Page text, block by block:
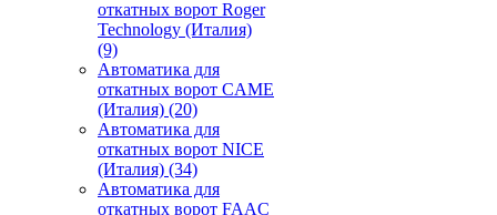
откатных ворот Roger
Technology (Италия)
(9)
Автоматика для
откатных ворот CAME
(Италия) (20)
Автоматика для
откатных ворот NICE
(Италия) (34)
Автоматика для
откатных ворот FAAC